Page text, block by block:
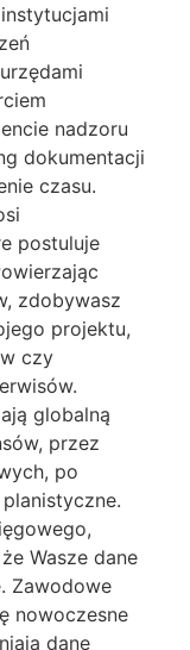
nadzoru
dokumentacji
czasu.
postuluje
zdobywasz
projektu,
czy
globalną
przez
po
Wasze dane
Zawodowe
nowoczesne
dane